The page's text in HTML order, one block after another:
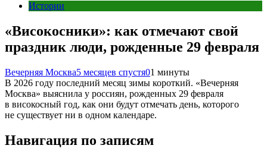
Истории
«Високосники»: как отмечают свой
праздник люди, рожденные 29 февраля
Вечерняя Москва5 месяцев спустя01 минуты
В 2026 году последний месяц зимы короткий. «Вечерняя
Москва» выяснила у россиян, рожденных 29 февраля
в високосный год, как они будут отмечать день, которого
не существует ни в одном календаре.
Навигация по записям